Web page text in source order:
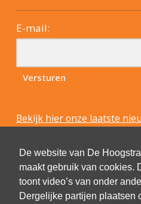
De website van De
maakt gebruik van cookies.
toont video’s van onder
Dergelijke partijen plaatsen
E-mail:
Bekijk hier onze laatste